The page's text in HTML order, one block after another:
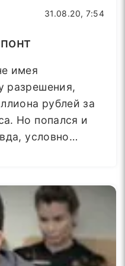
31.08.20, 7:54
имея
разрешения,
рублей за
Но попался и
условно…